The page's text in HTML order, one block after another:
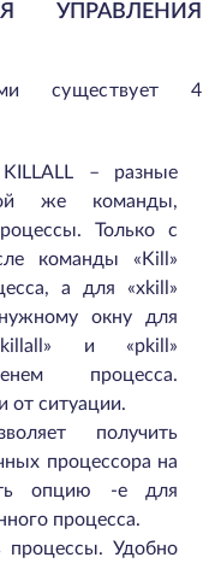
УПРАВЛЕНИЯ
существует 4
– разные
же команды,
Только с
команды «Kill»
а для «xkill»
окну для
и «pkill»
процесса.
от ситуации.
получить
процессора на
опцию -e для
процесса.
процессы. Удобно